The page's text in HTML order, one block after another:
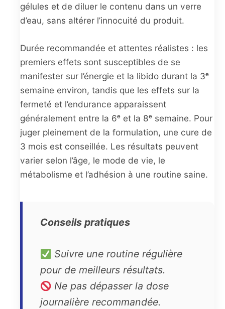
gélules et de diluer le contenu dans un verre
d’eau, sans altérer l’innocuité du produit.
Durée recommandée et attentes réalistes : les
premiers effets sont susceptibles de se
manifester sur l’énergie et la libido durant la 3ᵉ
semaine environ, tandis que les effets sur la
fermeté et l’endurance apparaissent
généralement entre la 6ᵉ et la 8ᵉ semaine. Pour
juger pleinement de la formulation, une cure de
3 mois est conseillée. Les résultats peuvent
varier selon l’âge, le mode de vie, le
métabolisme et l’adhésion à une routine saine.
Conseils pratiques
Suivre une routine régulière
pour de meilleurs résultats.
Ne pas dépasser la dose
journalière recommandée.